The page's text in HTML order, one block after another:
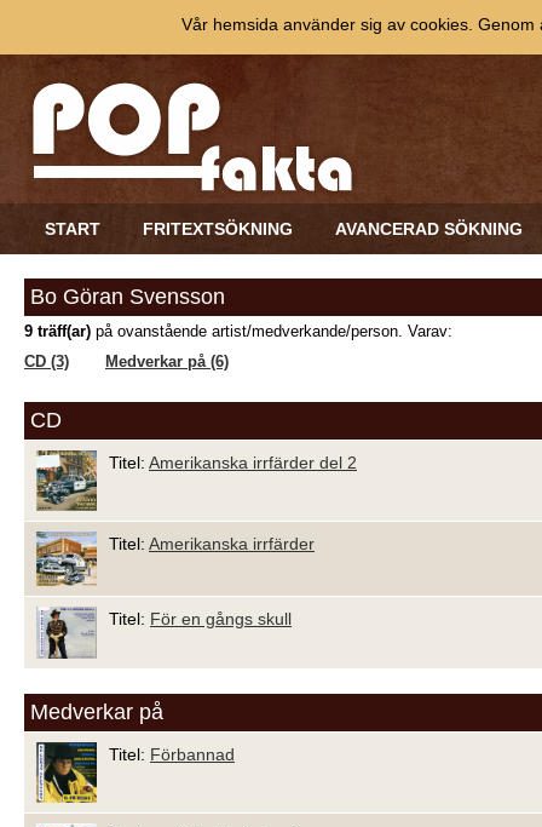
START FRITEXTSÖKNING AVANCERAD SÖKNING
Bo Göran Svensson
9 träff(ar) på ovanstående artist/medverkande/person. Varav:
CD (3)
Medverkar på (6)
CD
Titel: Amerikanska irrfärder del 2
Titel: Amerikanska irrfärder
Titel: För en gångs skull
Medverkar på
Titel: Förbannad
Vår hemsida använder sig av cookies.